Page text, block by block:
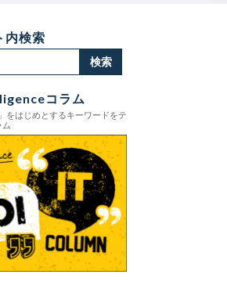
内検索
検索
コラム
をはじめとするキーワードをテ
ム